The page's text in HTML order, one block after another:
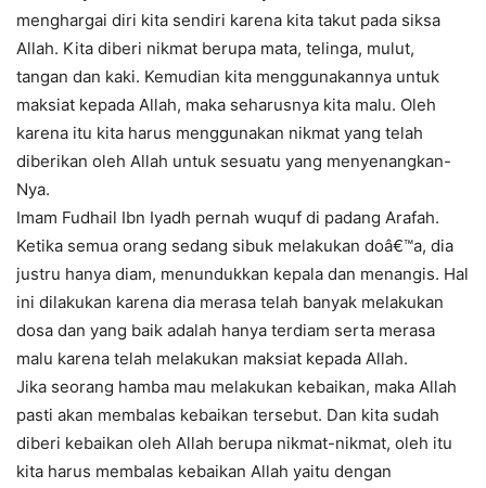
menghargai diri kita sendiri karena kita takut pada siksa
Allah. Kita diberi nikmat berupa mata, telinga, mulut,
tangan dan kaki. Kemudian kita menggunakannya untuk
maksiat kepada Allah, maka seharusnya kita malu. Oleh
karena itu kita harus menggunakan nikmat yang telah
diberikan oleh Allah untuk sesuatu yang menyenangkan-
Nya.
Imam Fudhail Ibn Iyadh pernah wuquf di padang Arafah.
Ketika semua orang sedang sibuk melakukan doâ€™a, dia
justru hanya diam, menundukkan kepala dan menangis. Hal
ini dilakukan karena dia merasa telah banyak melakukan
dosa dan yang baik adalah hanya terdiam serta merasa
malu karena telah melakukan maksiat kepada Allah.
Jika seorang hamba mau melakukan kebaikan, maka Allah
pasti akan membalas kebaikan tersebut. Dan kita sudah
diberi kebaikan oleh Allah berupa nikmat-nikmat, oleh itu
kita harus membalas kebaikan Allah yaitu dengan